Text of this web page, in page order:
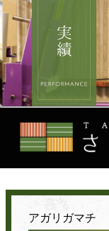
アガリガマチ